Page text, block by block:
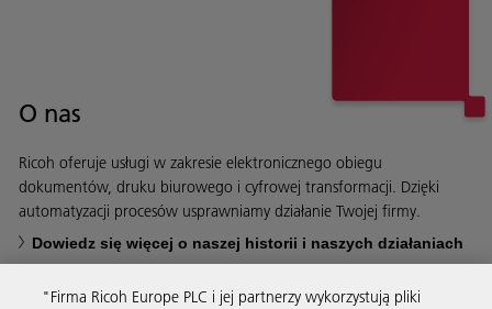
O nas
Ricoh oferuje usługi w zakresie elektronicznego obiegu
dokumentów, druku biurowego i cyfrowej transformacji. Dzięki
automatyzacji procesów usprawniamy działanie Twojej firmy.
Dowiedz się więcej o naszej historii i naszych działaniach
"Firma Ricoh Europe PLC i jej partnerzy wykorzystują pliki